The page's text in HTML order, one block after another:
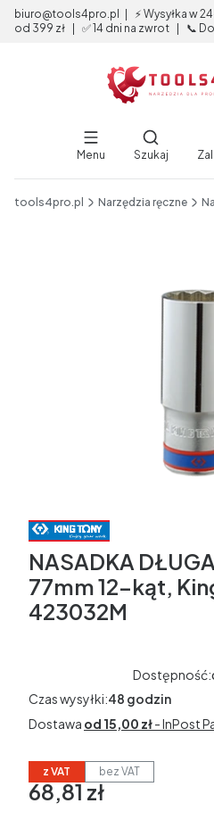
biuro@tools4pro.pl | ⚡ Wysyłka w
od 399 zł | ✅ 14 dni na zwrot | 📞
Menu
Otwórz
Szukaj
tools4pro.pl Narzędzia ręczne
NASADKA
77mm 12-kąt,
423032M
Dostępność:
Czas wysyłki:48 godzin
Dostawa od 15,00 zł- InPost
z VAT bez VAT
Cena
68,81 zł
w tym 23% VAT
w tym